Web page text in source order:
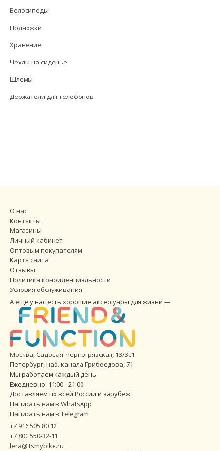
Велосипеды
Подножки
Хранение
Чехлы на сиденье
Шлемы
Держатели для телефонов
О нас
Контакты
Магазины
Личный кабинет
Оптовым покупателям
Карта сайта
Отзывы
Политика конфиденциальности
Условия обслуживания
А ещё у нас есть хорошие аксессуары для жизни —
Москва, Садовая-Черногрязская, 13/3с1
Петербург,наб. канала Грибоедова, 71
Мы работаем каждый день
Ежедневно: 11:00 - 21:00
Доставляем по всей России и зарубеж
Написать нам в WhatsApp
Написать нам в Telegram
+7 916 505 80 12
+7 800 550-32-11
lera@itsmybike.ru